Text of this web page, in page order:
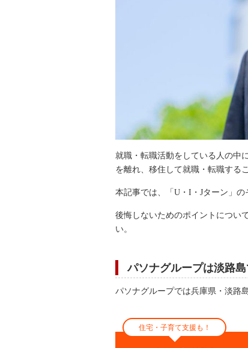
就職・転職活動をしている人の中
を離れ、移住して就職・転職する
本記事では、「U・I・Jターン」
後悔しないためのポイントについ
い。
パソナグループは淡路
パソナグループでは兵庫県・淡路
住宅・子育て支援も！